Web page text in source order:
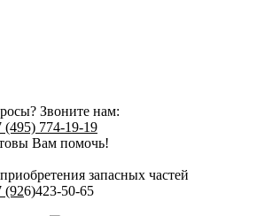
Звоните нам:
(495) 774-19-19
Вам помочь!
запасных частей
(926)423-50-65